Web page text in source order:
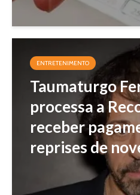
ENTRETENIMENTO
Taumaturgo
processa a
receber
reprises de